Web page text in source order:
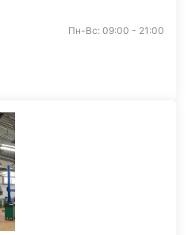
Пн-Вс: 09:00 - 21:00